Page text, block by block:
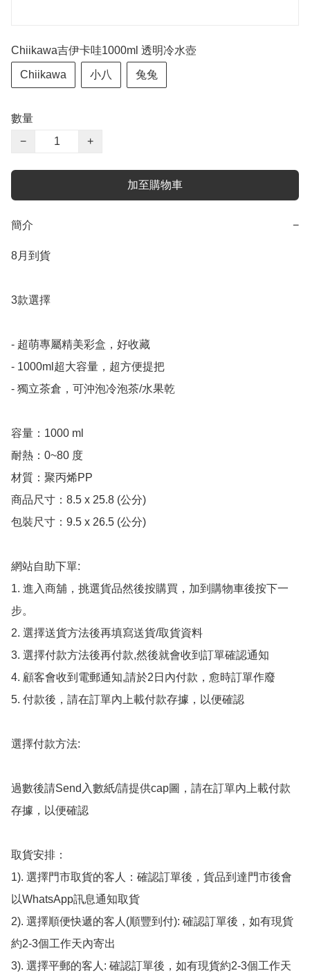
Chiikawa吉伊卡哇1000ml 透明冷水壺
Chiikawa 小八 兔兔
數量
−
+
加至購物車
簡介 −
8月到貨
3款選擇
- 超萌專屬精美彩盒，好收藏
- 1000ml超大容量，超方便提把
- 獨立茶倉，可沖泡冷泡茶/水果乾
容量：1000 ml
耐熱：0~80 度
材質：聚丙烯PP
商品尺寸：8.5 x 25.8 (公分)
包裝尺寸：9.5 x 26.5 (公分)
網站自助下單:
1. 進入商舖，挑選貨品然後按購買，加到購物車後按下一
步。
2. 選擇送貨方法後再填寫送貨/取貨資料
3. 選擇付款方法後再付款,然後就會收到訂單確認通知
4. 顧客會收到電郵通知,請於2日內付款，愈時訂單作廢
5. 付款後，請在訂單內上載付款存據，以便確認
選擇付款方法:
過數後請Send入數紙/請提供cap圖，請在訂單內上載付款
存據，以便確認
取貨安排：
1). 選擇門市取貨的客人：確認訂單後，貨品到達門市後會
以WhatsApp訊息通知取貨
2). 選擇順便快遞的客人(順豐到付): 確認訂單後，如有現貨
約2-3個工作天內寄出
3). 選擇平郵的客人: 確認訂單後，如有現貨約2-3個工作天